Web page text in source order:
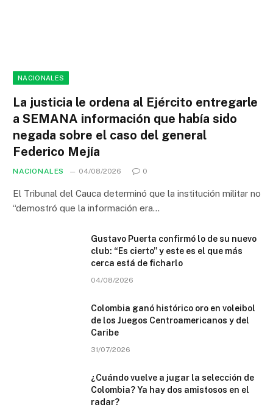
NACIONALES
La justicia le ordena al Ejército entregarle
a SEMANA información que había sido
negada sobre el caso del general
Federico Mejía
NACIONALES 04/08/2026 0
El Tribunal del Cauca determinó que la institución militar no
“demostró que la información era…
Gustavo Puerta confirmó lo de su nuevo
club: “Es cierto” y este es el que más
cerca está de ficharlo
04/08/2026
Colombia ganó histórico oro en voleibol
de los Juegos Centroamericanos y del
Caribe
31/07/2026
¿Cuándo vuelve a jugar la selección de
Colombia? Ya hay dos amistosos en el
radar?